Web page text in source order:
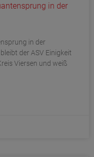
in der
in der
der ASV Einigkeit
Viersen und weiß